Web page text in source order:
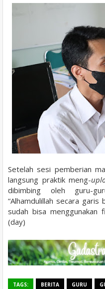
Setelah sesi pemberian
langsung praktik meng-
dibimbing oleh guru-
“Alhamdulillah secara
sudah bisa menggunakan
(day)
TAGS: BERITA GURU